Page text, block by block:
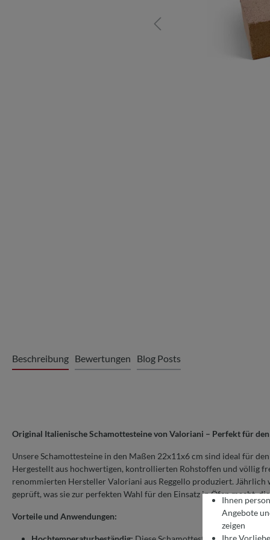
Beschreibung Bewertungen Blog Posts
Original Italienische Schamottesteine von Valoriani – Perfekt für
Unsere Schamottesteine in den Maßen 22x11x6 cm sind ideal für
Hergestellt aus hochwertigen, kontrollierten Rohstoffen und völlig
renommierten Hersteller Valoriani aus Reggello produziert.
geprüft, was sie zur perfekten Wahl für den Einsatz in Öfen macht,
Vorteile und Anwendungen:
Ihnen
Angebote
zeigen
Ihre